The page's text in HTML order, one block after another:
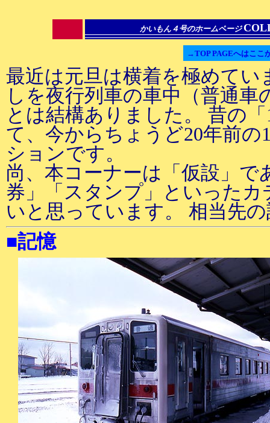
かいもん４号のホームページ
→TOP PAGEへはここ
最近は元旦は横着を極めてい
しを夜行列車の車中（普通車
とは結構ありました。 昔の
て、今からちょうど20年前の
ションです。
尚、本コーナーは「仮設」で
券」「スタンプ」といった
いと思っています。 相当先
■記憶